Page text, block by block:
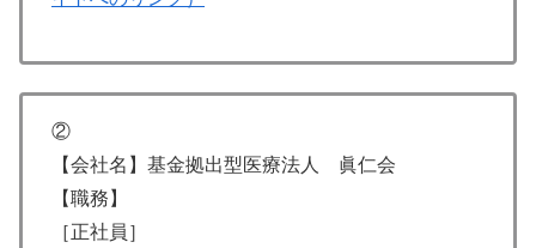
②
【会社名】基金拠出型医療法人 眞仁会
【職務】
［正社員］